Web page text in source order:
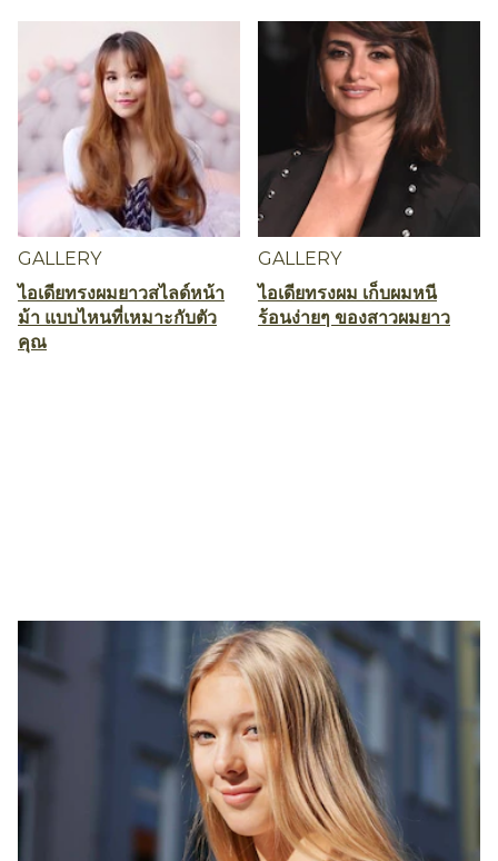
GALLERY
ไอเดียทรงผมยาวสไลด์หน้า
ม้า แบบไหนที่เหมาะกับตัว
คุณ
GALLERY
ไอเดียทรงผม เก็บผมหนี
ร้อนง่ายๆ ของสาวผมยาว